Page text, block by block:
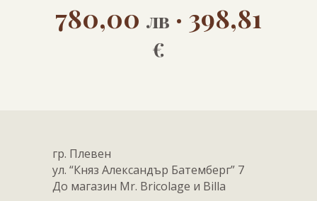
780,00 лв · 398,81
€
гр. Плевен
ул. “Княз Александър Батемберг” 7
До магазин Mr. Bricolage и Billa